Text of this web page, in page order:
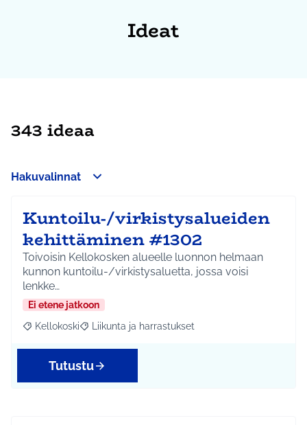
Ideat
343 ideaa
Hakuvalinnat
Kuntoilu-/virkistysalueiden
kehittäminen #1302
Toivoisin Kellokosken alueelle luonnon helmaan
kunnon kuntoilu-/virkistysaluetta, jossa voisi
lenkke…
Ei etene jatkoon
Rajaa tulokset aihepiirin mukaan: Kellokoski
Kellokoski Rajaa tulokset teeman mukaan: Liikunta ja
Liikunta ja harrastukset
Tutustu